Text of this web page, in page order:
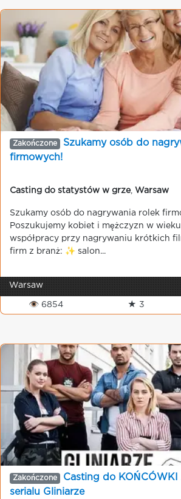
Zakończone
Szukamy osób do
firmowych!
Casting do statystów w grze, Warsaw
Szukamy osób do nagrywania rolek
Poszukujemy kobiet i mężczyzn w
współpracy przy nagrywaniu krótkich
firm z branż: ✨ salon...
Warsaw
👁 6854 ★ 3
Zakończone
Casting do KOŃCÓWKI
serialu Gliniarze